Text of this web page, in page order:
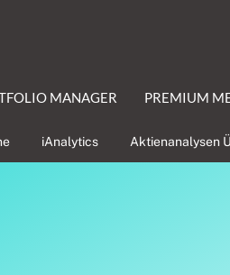
MANAGER PREMIUM
iAnalytics Aktienanalysen